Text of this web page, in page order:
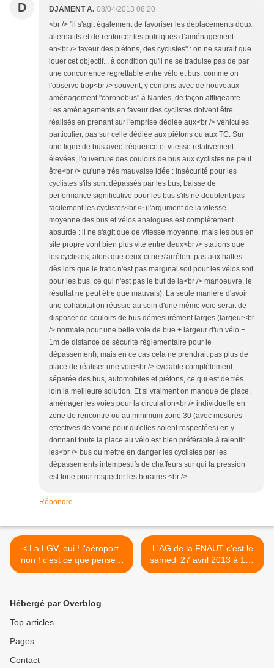
D DJAMENT A. 08/04/2013 08:20
<br /> "il s'agit également de favoriser les déplacements doux
alternatifs et de renforcer les politiques d’aménagement
en<br /> faveur des piétons, des cyclistes" : on ne saurait que
louer cet objectif... à condition qu'il ne se traduise pas de par
une concurrence regrettable entre vélo et bus, comme on
l'observe trop<br /> souvent, y compris avec de nouveaux
aménagement "chronobus" à Nantes, de façon affligeante.
Les aménagements en faveur des cyclistes doivent être
réalisés en prenant sur l'emprise dédiée aux<br /> véhicules
particulier, pas sur celle dédiée aux piétons ou aux TC. Sur
une ligne de bus avec fréquence et vitesse relativement
élevées, l'ouverture des couloirs de bus aux cyclistes ne peut
être<br /> qu'une très mauvaise idée : insécurité pour les
cyclistes s'ils sont dépassés par les bus, baisse de
performance significative pour les bus s'ils ne doublent pas
facilement les cyclistes<br /> (l'argument de la vitesse
moyenne des bus et vélos analogues est complètement
absurde : il ne s'agit que de vitesse moyenne, mais les bus en
site propre vont bien plus vite entre deux<br /> stations que
les cyclistes, alors que ceux-ci ne s'arrêtent pas aux haltes...
dès lors que le trafic n'est pas marginal soit pour les vélos soit
pour les bus, ce qui n'est pas le but de la<br /> manoeuvre, le
résultat ne peut être que mauvais). La seule manière d'avoir
une cohabitation réussie au sein d'une même voie serait de
disposer de couloirs de bus démesurément larges (largeur<br
/> normale pour une belle voie de bue + largeur d'un vélo +
1m de distance de sécurité règlementaire pour le
dépassement), mais en ce cas cela ne prendrait pas plus de
place de réaliser une voie<br /> cyclable complètement
séparée des bus, automobiles et piétons, ce qui est de très
loin la meilleure solution. Et si vraiment on manque de place,
aménager les voies pour la circulation<br /> individuelle en
zone de rencontre ou au minimum zone 30 (avec mesures
effectives de voirie pour qu'elles soient respectées) en y
donnant toute la place au vélo est bien préférable à ralentir
les<br /> bus ou mettre en danger les cyclistes par les
dépassements intempestifs de chaffeurs sur qui la pression
est forte pour respecter les horaires.<br />
Répondre
< La LGV, oui ! l'aéroport,
non ! c'est ce que pensent
les bretons...
L'AG de la FNAUT c'est le
samedi 27 avril 2013 à 10h
à Nantes >
Hébergé par Overblog
Top articles
Pages
Contact